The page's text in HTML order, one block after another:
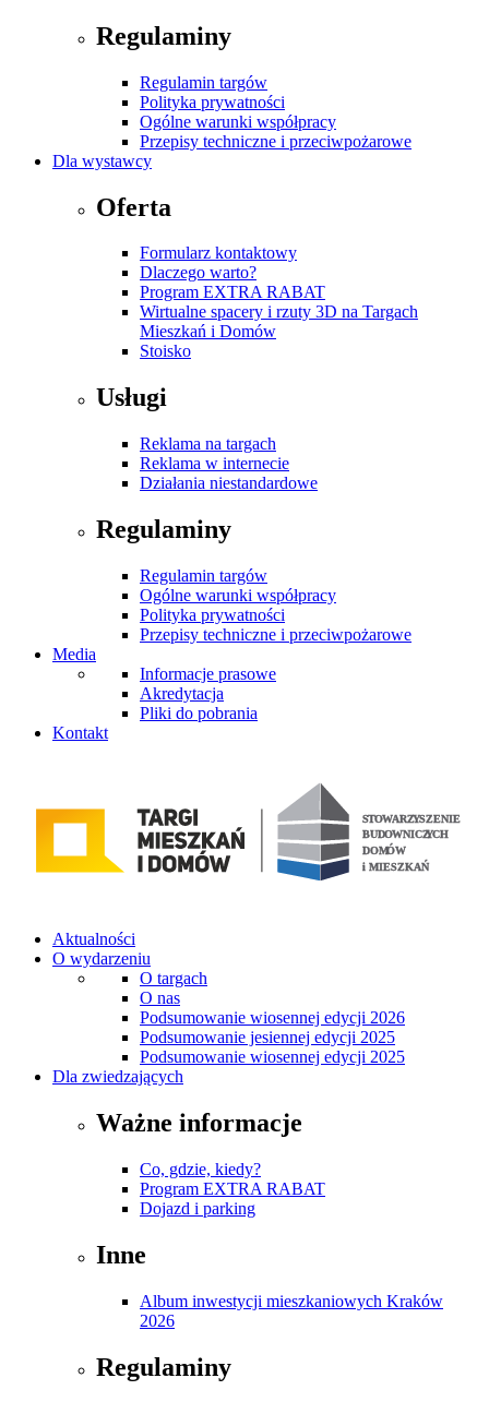
Regulaminy
Regulamin targów
Polityka prywatności
Ogólne warunki współpracy
Przepisy techniczne i przeciwpożarowe
Dla wystawcy
Oferta
Formularz kontaktowy
Dlaczego warto?
Program EXTRA RABAT
Wirtualne spacery i rzuty 3D na Targach
Mieszkań i Domów
Stoisko
Usługi
Reklama na targach
Reklama w internecie
Działania niestandardowe
Regulaminy
Regulamin targów
Ogólne warunki współpracy
Polityka prywatności
Przepisy techniczne i przeciwpożarowe
Media
Informacje prasowe
Akredytacja
Pliki do pobrania
Kontakt
Aktualności
O wydarzeniu
O targach
O nas
Podsumowanie wiosennej edycji 2026
Podsumowanie jesiennej edycji 2025
Podsumowanie wiosennej edycji 2025
Dla zwiedzających
Ważne informacje
Co, gdzie, kiedy?
Program EXTRA RABAT
Dojazd i parking
Inne
Album inwestycji mieszkaniowych Kraków
2026
Regulaminy